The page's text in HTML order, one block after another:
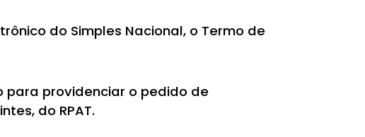
do Simples Nacional, o Termo de
para providenciar o pedido de
do RPAT.